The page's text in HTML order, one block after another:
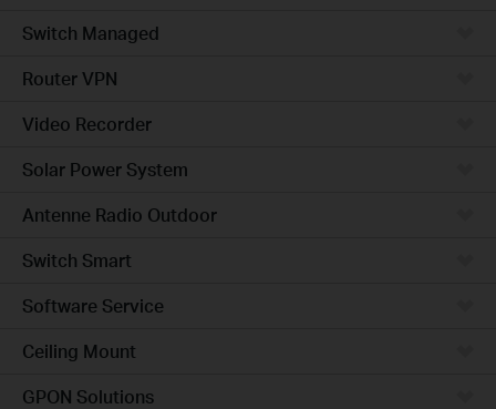
Switch Managed
Router VPN
Video Recorder
Solar Power System
Antenne Radio Outdoor
Switch Smart
Software Service
Ceiling Mount
GPON Solutions